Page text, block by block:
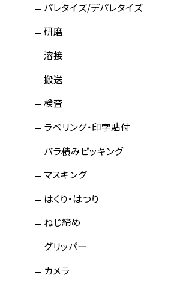
パレタイズ/デパレタイズ
研磨
溶接
搬送
検査
ラベリング・印字貼付
バラ積みピッキング
マスキング
はくり・はつり
ねじ締め
グリッパー
カメラ